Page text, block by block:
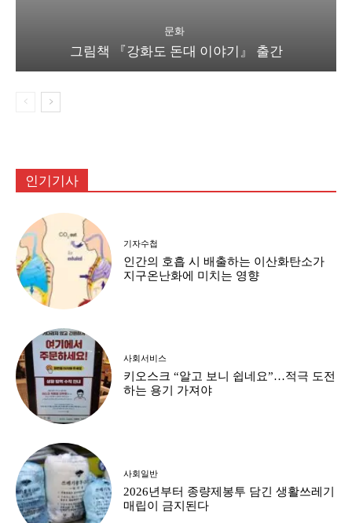
문화
그림책 『강화도 돈대 이야기』 출간
인기기사
기자수첩
인간의 호흡 시 배출하는 이산화탄소가
지구온난화에 미치는 영향
사회서비스
키오스크 “알고 보니 쉽네요”…적극 도전
하는 용기 가져야
사회일반
2026년부터 종량제봉투 담긴 생활쓰레기
매립이 금지된다